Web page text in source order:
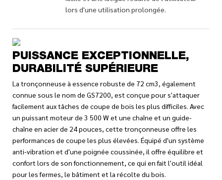
lors d'une utilisation prolongée.
PUISSANCE EXCEPTIONNELLE,
DURABILITÉ SUPÉRIEURE
La tronçonneuse à essence robuste de 72 cm3, également
connue sous le nom de GS7200, est conçue pour s'attaquer
facilement aux tâches de coupe de bois les plus difficiles. Avec
un puissant moteur de 3 500 W et une chaîne et un guide-
chaîne en acier de 24 pouces, cette tronçonneuse offre les
performances de coupe les plus élevées. Équipé d'un système
anti-vibration et d'une poignée coussinée, il offre équilibre et
confort lors de son fonctionnement, ce qui en fait l'outil idéal
pour les fermes, le bâtiment et la récolte du bois.